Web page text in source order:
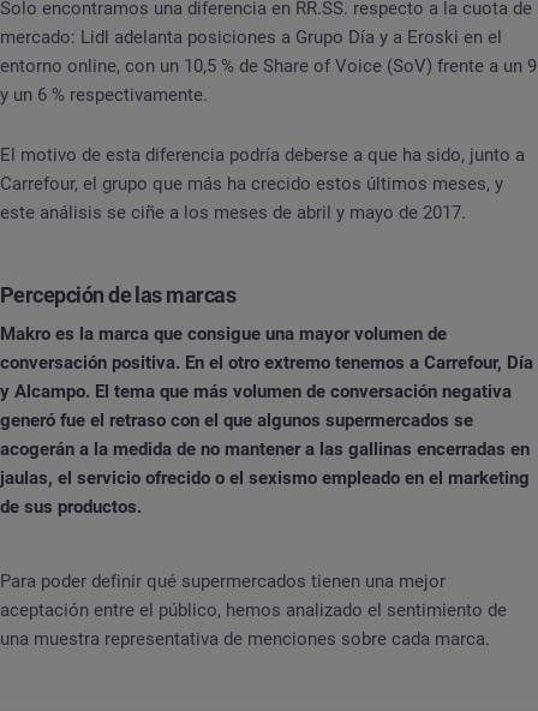
Solo encontramos una diferencia en RR.SS. respecto a la cuota de
mercado: Lidl adelanta posiciones a Grupo Día y a Eroski en el
entorno online, con un 10,5 % de Share of Voice (SoV) frente a un 9
y un 6 % respectivamente.
El motivo de esta diferencia podría deberse a que ha sido, junto a
Carrefour, el grupo que más ha crecido estos últimos meses, y
este análisis se ciñe a los meses de abril y mayo de 2017.
Percepción de las marcas
Makro es la marca que consigue una mayor volumen de
conversación positiva. En el otro extremo tenemos a Carrefour, Día
y Alcampo. El tema que más volumen de conversación negativa
generó fue el retraso con el que algunos supermercados se
acogerán a la medida de no mantener a las gallinas encerradas en
jaulas, el servicio ofrecido o el sexismo empleado en el marketing
de sus productos.
Para poder definir qué supermercados tienen una mejor
aceptación entre el público, hemos analizado el sentimiento de
una muestra representativa de menciones sobre cada marca.